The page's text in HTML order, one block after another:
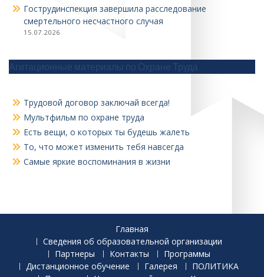
Гострудинспекция завершила расследование
смертельного несчастного случая
15.07.2026
Агитационные материалы по Охране Труда
Трудовой договор заключай всегда!
Мультфильм по охране труда
Есть вещи, о которых ты будешь жалеть
То, что может изменить тебя навсегда
Самые яркие воспоминания в жизни
Главная
Сведения об образовательной организации
Партнеры
Контакты
Программы
Дистанционное обучение
Галерея
ПОЛИТИКА